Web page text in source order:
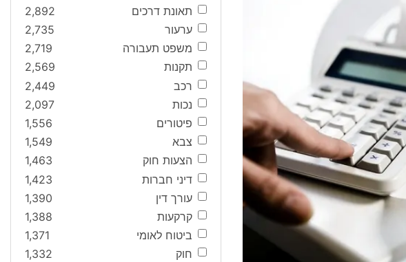
תאונת דרכים
2,892
ערעור
2,735
משפט תעבורה
2,719
תקנות
2,569
רכב
2,449
נכות
2,097
פיטורים
1,556
צבא
1,549
הצעות חוק
1,463
דיני חברות
1,423
עורך דין
1,390
קרקעות
1,388
ביטוח לאומי
1,371
חוק
1,332